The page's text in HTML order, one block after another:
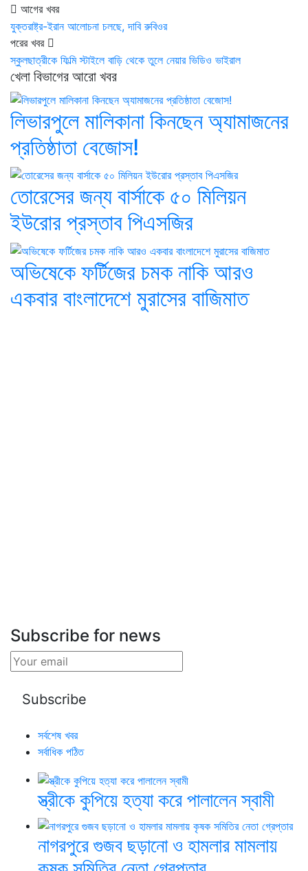
আগের খবর
যুক্তরাষ্ট্র-ইরান আলোচনা চলছে, দাবি রুবিওর
পরের খবর
স্কুলছাত্রীকে ফিল্মি স্টাইলে বাড়ি থেকে তুলে নেয়ার ভিডিও ভাইরাল
খেলা বিভাগের আরো খবর
লিভারপুলে মালিকানা কিনছেন অ্যামাজনের
প্রতিষ্ঠাতা বেজোস!
তোরেসের জন্য বার্সাকে ৫০ মিলিয়ন
ইউরোর প্রস্তাব পিএসজির
অভিষেকে ফর্টিজের চমক নাকি আরও
একবার বাংলাদেশে মুরাসের বাজিমাত
Subscribe for news
সর্বশেষ খবর
সর্বাধিক পঠিত
স্ত্রীকে কুপিয়ে হত্যা করে পালালেন স্বামী
নাগরপুরে গুজব ছড়ানো ও হামলার মামলায়